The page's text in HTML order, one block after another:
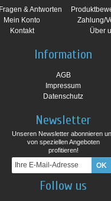
& Antworten
Mein Konto
Kontakt
Zahlung/
Über
Information
AGB
Impressum
Datenschutz
Newsletter
Unseren Newsletter abonnieren
von speziellen Angeboten
profitieren!
Follow us